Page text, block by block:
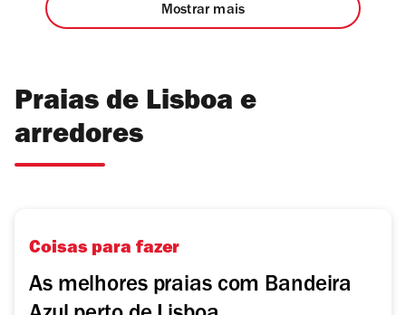
Mostrar mais
Praias de Lisboa e
arredores
Coisas para fazer
As melhores praias com Bandeira